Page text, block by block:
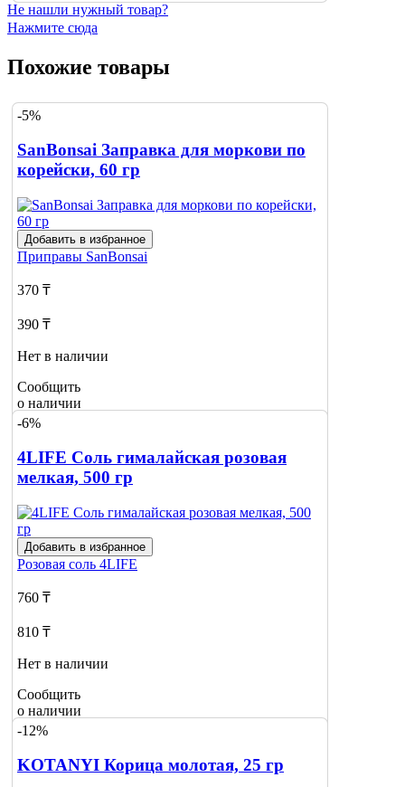
Не нашли нужный товар?
Нажмите сюда
Похожие товары
-5%
SanBonsai Заправка для моркови по
корейски, 60 гр
Добавить в избранное
Приправы SanBonsai
370 ₸
390 ₸
Нет в наличии
Сообщить
о наличии
-6%
4LIFE Соль гималайская розовая
мелкая, 500 гр
Добавить в избранное
Розовая соль 4LIFE
760 ₸
810 ₸
Нет в наличии
Сообщить
о наличии
1
-12%
KOTANYI Корица молотая, 25 гр